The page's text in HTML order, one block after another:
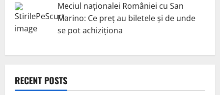
Meciul naționalei României cu San
Marino: Ce preț au biletele și de unde
se pot achiziționa
RECENT POSTS